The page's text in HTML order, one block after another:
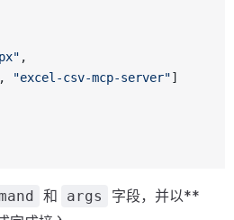
,
, "excel-csv-mcp-server"]
和 args
字段，并以**